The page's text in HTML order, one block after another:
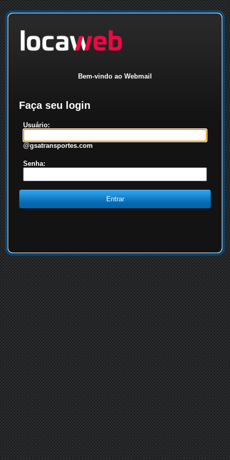
Bem-vindo ao Webmail
Faça seu login
Usuário:
@gsatransportes.com
Senha: